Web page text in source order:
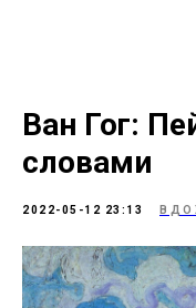
Ван Гог:
словами
2022-05-12 23:13